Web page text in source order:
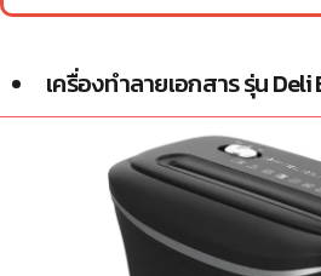
เครื่องทำลายเอกสาร รุ่น Deli